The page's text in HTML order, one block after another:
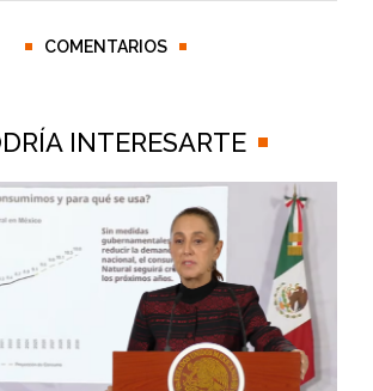
COMENTARIOS
INTERESARTE